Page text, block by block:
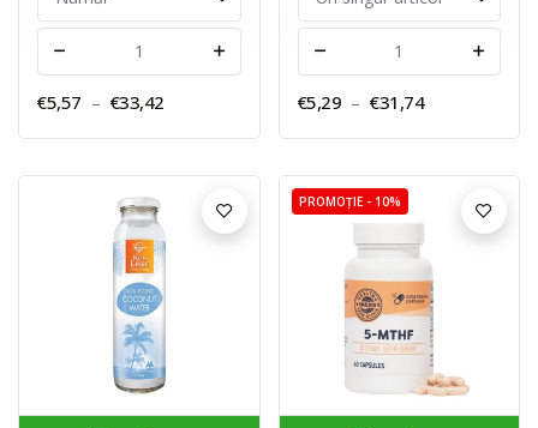
€5,57 – €33,42 €5,29 – €31,74
PROMOȚIE - 10%